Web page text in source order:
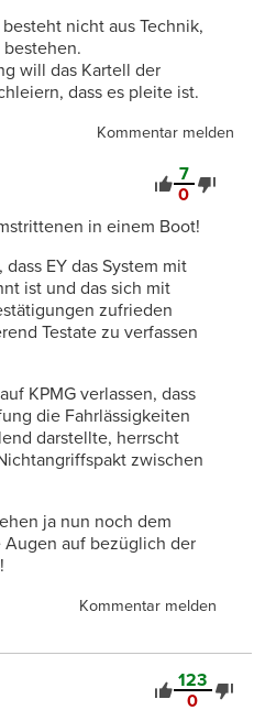
nicht aus Technik,
bestehen.
will das Kartell der
dass es pleite ist.
Kommentar melden
7
0
in einem Boot!
EY das System mit
ist und das sich mit
zufrieden
Testate zu verfassen
KPMG verlassen, dass
die Fahrlässigkeiten
darstellte, herrscht
zwischen
ja nun noch dem
auf bezüglich der
Kommentar melden
123
0